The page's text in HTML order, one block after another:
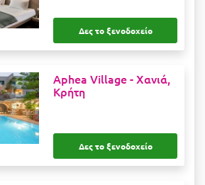
Δες το ξενοδοχείο
Aphea Village -Χανιά,
Κρήτη
Δες το ξενοδοχείο